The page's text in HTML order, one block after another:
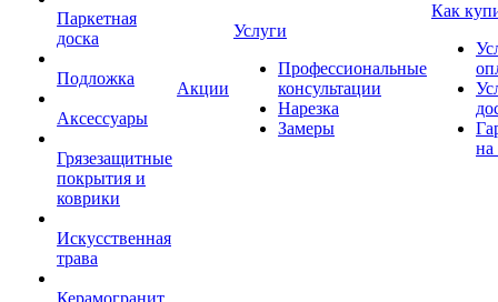
Паркетная
доска
Подложка
Аксессуары
Грязезащитные
покрытия и
коврики
Искусственная
трава
Керамогранит
Акции
Услуги
Профессиональные
консультации
Нарезка
Замеры
Как
на